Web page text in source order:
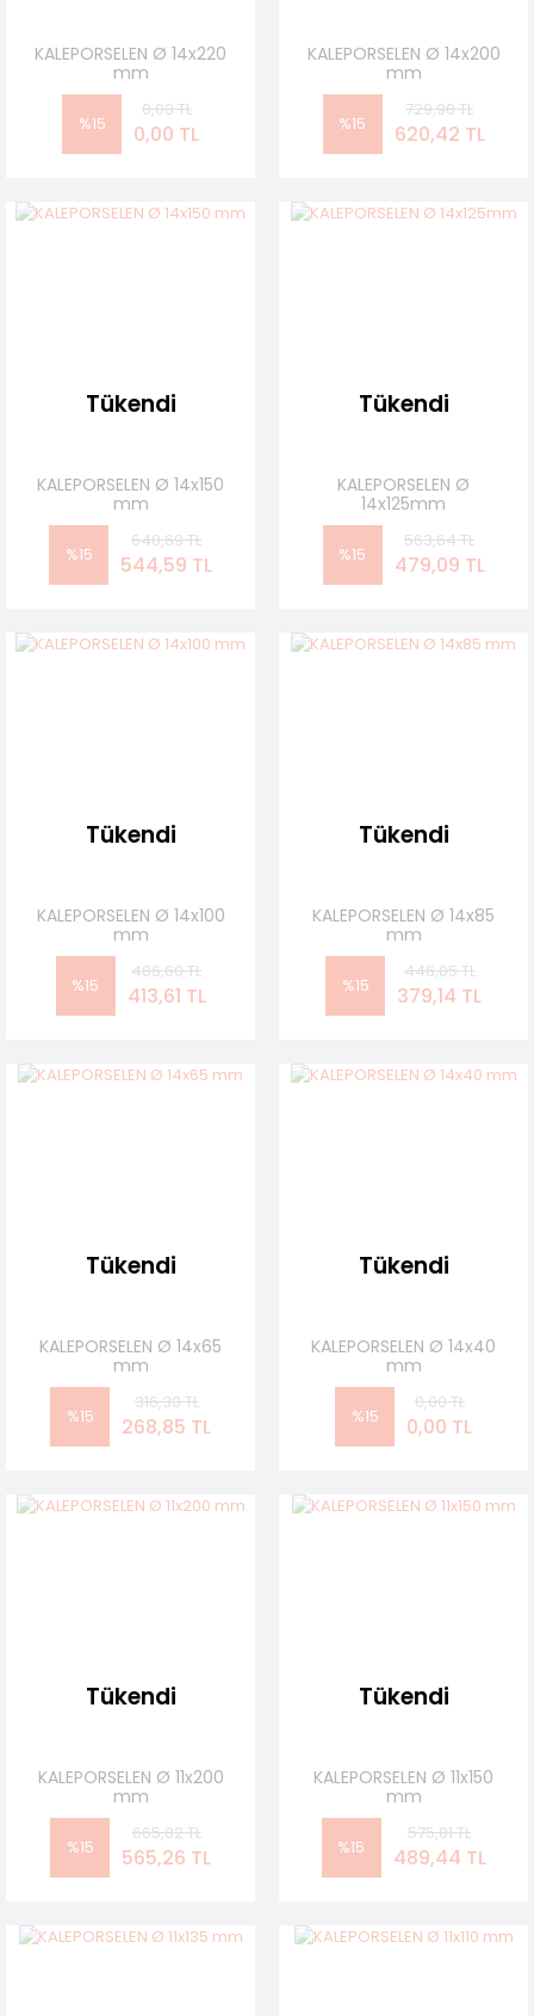
KALEPORSELEN Ø 14x220
mm
%15
0,00 TL
0,00 TL
KALEPORSELEN Ø 14x200
mm
%15
729,90 TL
620,42 TL
Tükendi
KALEPORSELEN Ø 14x150
mm
%15
640,69 TL
544,59 TL
Tükendi
KALEPORSELEN Ø
14x125mm
%15
563,64 TL
479,09 TL
Tükendi
KALEPORSELEN Ø 14x100
mm
%15
486,60 TL
413,61 TL
Tükendi
KALEPORSELEN Ø 14x85
mm
%15
446,05 TL
379,14 TL
Tükendi
KALEPORSELEN Ø 14x65
mm
%15
316,30 TL
268,85 TL
Tükendi
KALEPORSELEN Ø 14x40
mm
%15
0,00 TL
0,00 TL
Tükendi
KALEPORSELEN Ø 11x200
mm
%15
665,02 TL
565,26 TL
Tükendi
KALEPORSELEN Ø 11x150
mm
%15
575,81 TL
489,44 TL